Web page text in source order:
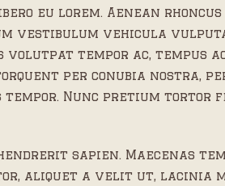
eu lorem. Aenean
vestibulum vehicula
tempor ac, tempus
per conubia nostra,
tempor. Nunc pretium tortor
sapien. Maecenas
aliquet a velit ut, lacinia